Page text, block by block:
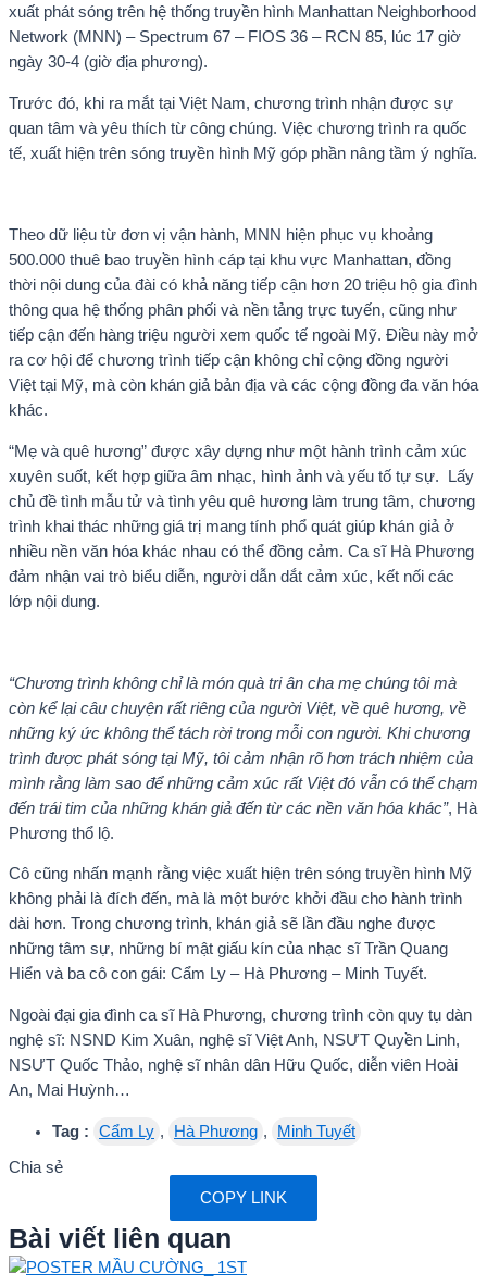
xuất phát sóng trên hệ thống truyền hình Manhattan Neighborhood
Network (MNN) – Spectrum 67 – FIOS 36 – RCN 85, lúc 17 giờ
ngày 30-4 (giờ địa phương).
Trước đó, khi ra mắt tại Việt Nam, chương trình nhận được sự
quan tâm và yêu thích từ công chúng. Việc chương trình ra quốc
tế, xuất hiện trên sóng truyền hình Mỹ góp phần nâng tầm ý nghĩa.
Theo dữ liệu từ đơn vị vận hành, MNN hiện phục vụ khoảng
500.000 thuê bao truyền hình cáp tại khu vực Manhattan, đồng
thời nội dung của đài có khả năng tiếp cận hơn 20 triệu hộ gia đình
thông qua hệ thống phân phối và nền tảng trực tuyến, cũng như
tiếp cận đến hàng triệu người xem quốc tế ngoài Mỹ. Điều này mở
ra cơ hội để chương trình tiếp cận không chỉ cộng đồng người
Việt tại Mỹ, mà còn khán giả bản địa và các cộng đồng đa văn hóa
khác.
“Mẹ và quê hương” được xây dựng như một hành trình cảm xúc
xuyên suốt, kết hợp giữa âm nhạc, hình ảnh và yếu tố tự sự. Lấy
chủ đề tình mẫu tử và tình yêu quê hương làm trung tâm, chương
trình khai thác những giá trị mang tính phổ quát giúp khán giả ở
nhiều nền văn hóa khác nhau có thể đồng cảm. Ca sĩ Hà Phương
đảm nhận vai trò biểu diễn, người dẫn dắt cảm xúc, kết nối các
lớp nội dung.
“Chương trình không chỉ là món quà tri ân cha mẹ chúng tôi mà
còn kể lại câu chuyện rất riêng của người Việt, về quê hương, về
những ký ức không thể tách rời trong mỗi con người. Khi chương
trình được phát sóng tại Mỹ, tôi cảm nhận rõ hơn trách nhiệm của
mình rằng làm sao để những cảm xúc rất Việt đó vẫn có thể chạm
đến trái tim của những khán giả đến từ các nền văn hóa khác”, Hà
Phương thổ lộ.
Cô cũng nhấn mạnh rằng việc xuất hiện trên sóng truyền hình Mỹ
không phải là đích đến, mà là một bước khởi đầu cho hành trình
dài hơn. Trong chương trình, khán giả sẽ lần đầu nghe được
những tâm sự, những bí mật giấu kín của nhạc sĩ Trần Quang
Hiển và ba cô con gái: Cẩm Ly – Hà Phương – Minh Tuyết.
Ngoài đại gia đình ca sĩ Hà Phương, chương trình còn quy tụ dàn
nghệ sĩ: NSND Kim Xuân, nghệ sĩ Việt Anh, NSƯT Quyền Linh,
NSƯT Quốc Thảo, nghệ sĩ nhân dân Hữu Quốc, diễn viên Hoài
An, Mai Huỳnh…
Tag : Cẩm Ly , Hà Phương , Minh Tuyết
Chia sẻ
COPY LINK
Bài viết liên quan